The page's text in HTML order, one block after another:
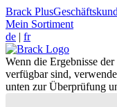
Brack Plus
Mein Sortiment
de | fr
Wenn die Ergebnisse
verfügbar sind,
unten zur Überprüfung